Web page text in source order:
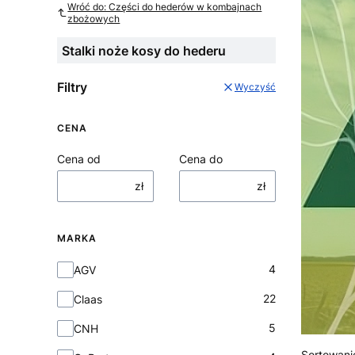
Wróć do: Części do hederów w kombajnach
zbożowych
Stalki noże kosy do hederu
Filtry Wyczyść
CENA
Cena od
zł
Cena do
zł
MARKA
Marka
AGV 4
Claas 22
CNH 5